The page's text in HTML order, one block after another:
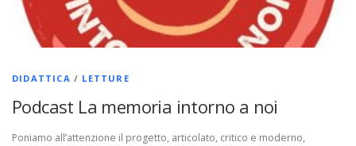
DIDATTICA / LETTURE
Podcast La memoria intorno a noi
Poniamo all’attenzione il progetto, articolato, critico e moderno,